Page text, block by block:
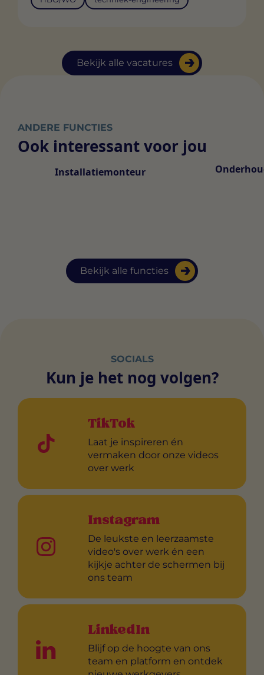
Bekijk alle vacatures
ANDERE FUNCTIES
Ook interessant voor jou
Bekijk alle functies
Installatiemonteur
SOCIALS
Kun je het nog volgen?
TikTok
Laat je inspireren én
vermaken door onze videos
over werk
Instagram
De leukste en leerzaamste
video's over werk én een
kijkje achter de schermen bij
ons team
LinkedIn
Blijf op de hoogte van ons
team en platform en ontdek